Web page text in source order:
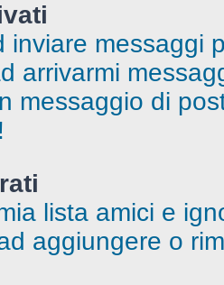
inviare messaggi
arrivarmi
messaggio di
lista amici e
aggiungere o